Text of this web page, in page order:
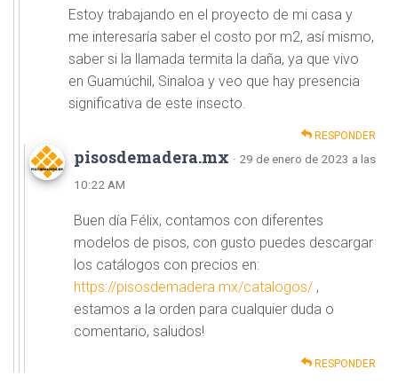
Estoy trabajando en el proyecto de mi casa y
me interesaría saber el costo por m2, así mismo,
saber si la llamada termita la daña, ya que vivo
en Guamúchil, Sinaloa y veo que hay presencia
significativa de este insecto.
RESPONDER
pisosdemadera.mx · 29 de enero de 2023 a las
10:22 AM
Buen día Félix, contamos con diferentes
modelos de pisos, con gusto puedes descargar
los catálogos con precios en:
https://pisosdemadera.mx/catalogos/ ,
estamos a la orden para cualquier duda o
comentario, saludos!
RESPONDER